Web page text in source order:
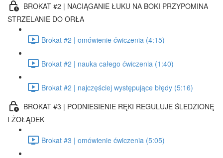
BROKAT #2 | NACIĄGANIE ŁUKU NA BOKI PRZYPOMINA
STRZELANIE DO ORŁA
Brokat #2 | omówienie ćwiczenia (4:15)
Brokat #2 | nauka całego ćwiczenia (1:40)
Brokat #2 | najczęściej występujące błędy (5:16)
BROKAT #3 | PODNIESIENIE RĘKI REGULUJE ŚLEDZIONĘ
I ŻOŁĄDEK
Brokat #3 | omówienie ćwiczenia (5:05)